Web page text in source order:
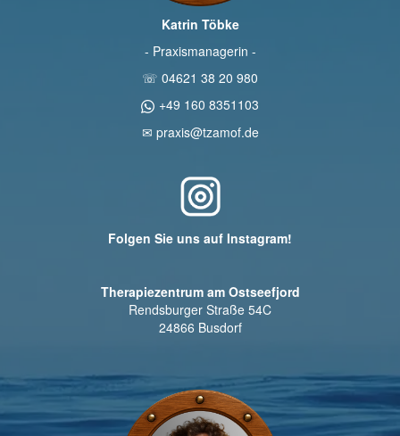
Katrin Töbke
- Praxismanagerin -
☏ 04621 38 20 980
+49 160 8351103
✉ praxis@tzamof.de
Folgen Sie uns auf Instagram!
Therapiezentrum am Ostseefjord
Rendsburger Straße 54C
24866 Busdorf